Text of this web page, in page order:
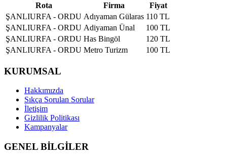
Rota
Firma
Fiyat
ŞANLIURFA - ORDU Adıyaman Gülaras 110 TL
ŞANLIURFA - ORDU Adiyaman Ünal
100 TL
ŞANLIURFA - ORDU Has Bingöl
120 TL
ŞANLIURFA - ORDU Metro Turizm 100 TL
KURUMSAL
Hakkımızda
Sıkça Sorulan Sorular
İletişim
Gizlilik Politikası
Kampanyalar
GENEL BİLGİLER